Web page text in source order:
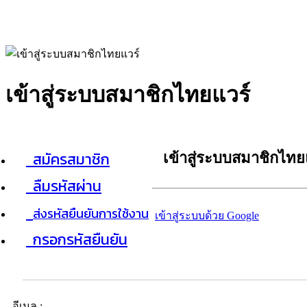
เข้าสู่ระบบสมาชิกไทยแวร์
สมัครสมาชิก
ลืมรหัสผ่าน
ส่งรหัสยืนยันการใช้งาน
กรอกรหัสยืนยัน
เข้าสู่ระบบสมาชิกไท
เข้าสู่ระบบด้วย Google